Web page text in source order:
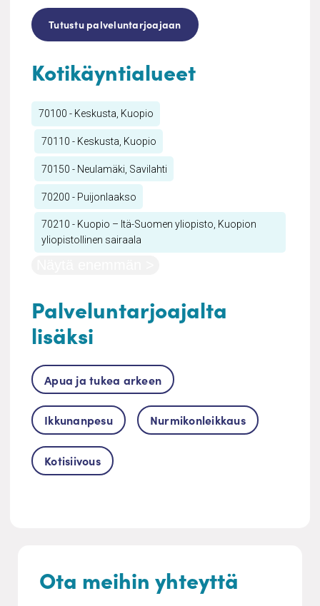
Tutustu palveluntarjoajaan
Kotikäyntialueet
70100 - Keskusta, Kuopio
70110 - Keskusta, Kuopio
70150 - Neulamäki, Savilahti
70200 - Puijonlaakso
70210 - Kuopio – Itä-Suomen yliopisto, Kuopion
yliopistollinen sairaala
Palveluntarjoajalta
lisäksi
Apua ja tukea arkeen
Ikkunanpesu Nurmikonleikkaus
Kotisiivous
Ota meihin yhteyttä